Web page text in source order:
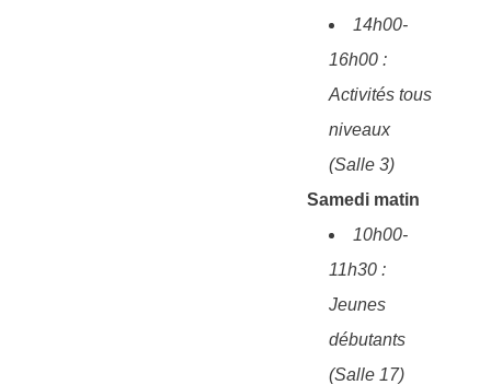
14h00-
16h00 :
Activités tous
niveaux
(Salle 3)
Samedi matin
10h00-
11h30 :
Jeunes
débutants
(Salle 17)